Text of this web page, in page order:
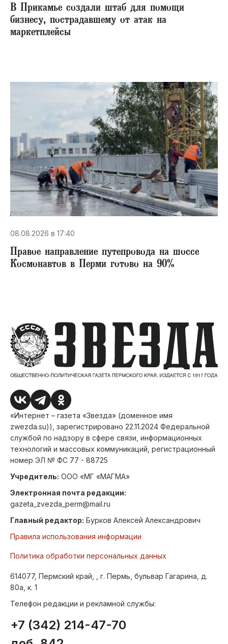
В Прикамье создали штаб для помощи
бизнесу, пострадавшему от атак на
маркетплейсы
08.08.2026 в 17:40
Правое направление путепровода на шоссе
Космонавтов в Перми готово на 90%
«Интернет – газета «Звезда» (доменное имя
zwezda.su)), зарегистрировано 22.11.2024 Федеральной
службой по надзору в сфере связи, информационных
технологий и массовых коммуникаций, регистрационный
номер ЭЛ № ФС 77 - 88725
Учредитель: ООО «МГ «МАГМА»
Электронная почта редакции:
gazeta_zvezda_perm@mail.ru
Главный редактор: Бурков Алексей Александрович
Правила использования информации
Политика обработки персональных данных
614077, Пермский край, , г. Пермь, бульвар Гагарина, д.
80а, к. 1
Телефон редакции и рекламной службы:
+7 (342) 214-47-70